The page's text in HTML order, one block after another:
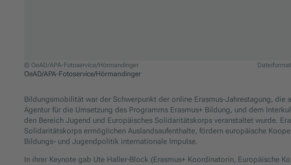
© OeAD/APA-Fotoservice/Hörmandinger
OeAD/APA-Fotoservice/Hörmandinger
Bildungsmobilität war der Schwerpunkt der online Erasmus-Jahrestagung, die
Agentur für die Umsetzung des Programms Erasmus+ Bildung, und dem
den Bereich Jugend und Europäisches Solidaritätskorps veranstaltet wurde.
Solidaritätskorps ermöglichen Auslandsaufenthalte, fördern europäische
Bildungs- und Jugendpolitik internationale Impulse.
In ihrer Keynote gab Ute Haller-Block (Erasmus+ Koordinatorin, Europäische